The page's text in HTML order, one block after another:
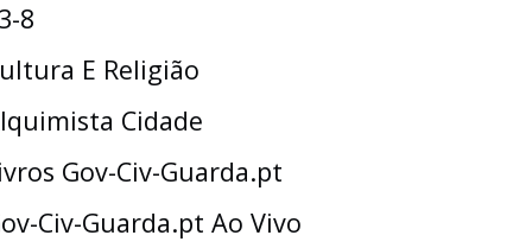
8
E Religião
Cidade
Gov-Civ-Guarda.pt
Civ-Guarda.pt Ao Vivo